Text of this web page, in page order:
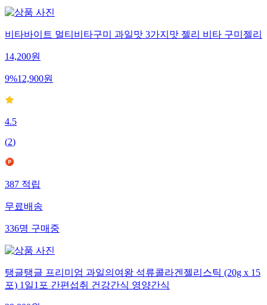
비타바이트 멀티비타구미 과일맛 3가지맛 젤리 비타 구미젤리
14,200원
9%12,900원
4.5
(2)
387적립
무료배송
336명구매중
탱글탱글 프리미엄 과일의여왕 석류콜라겐젤리스틱 (20g x 15
포) 1일1포 간편섭취 건강간식 영양간식